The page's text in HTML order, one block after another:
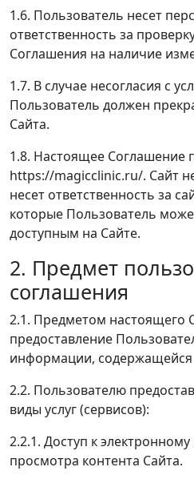
1.6. Пользователь несет
ответственность за
Соглашения на наличие
1.7. В случае несогласия с
Пользователь должен
Сайта.
1.8. Настоящее Соглашение
https://magicclinic.ru/. Сайт
несет ответственность за
которые Пользователь
доступным на Сайте.
2. Предмет
соглашения
2.1. Предметом настоящего
предоставление
информации, содержащейся
2.2. Пользователю
виды услуг (сервисов):
2.2.1. Доступ к
просмотра контента Сайта.